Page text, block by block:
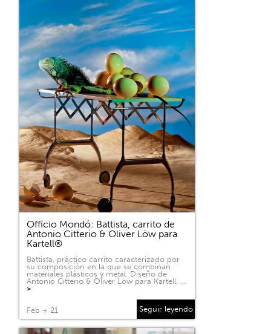
Officio Mondó: Battista, carrito de
Antonio Citterio & Oliver Löw para
Kartell®
Battista, práctico carrito caracterizado por
su composición en la que se combinan
materiales plásticos y metal. Diseño de
Antonio Citterio & Oliver Löw para Kartell. …
>
Feb + 21 Seguir leyendo